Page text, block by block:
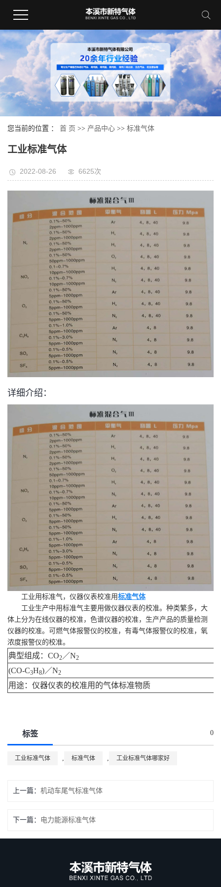
您当前的位置 ： 首 页 >> 产品中心 >> 标准气体
工业标准气体
2022-08-26 6625次
详细介绍：
工业用标准气，仪器仪表校准用标准气体
工业生产中用标准气主要用做仪器仪表的校准。种类繁多，大
体上分为在线仪器的校准，色谱仪器的校准，生产产品的质量检测
仪器的校准。可燃气体报警仪的校准，有毒气体报警仪的校准，氧
浓度报警仪的校准。
典型组成：CO2 ／N2
(CO-C3H8)／N2
用途：仪器仪表的校准用的气体标准物质
标签 0
工业标准气体 标准气体 工业标准气体哪家好
上一篇： 机动车尾气标准气体
下一篇： 电力能源标准气体